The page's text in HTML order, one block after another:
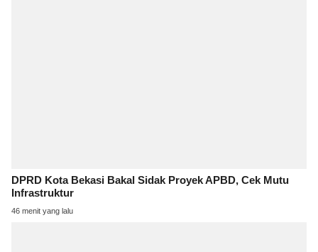
DPRD Kota Bekasi Bakal Sidak Proyek APBD, Cek Mutu
Infrastruktur
46 menit yang lalu